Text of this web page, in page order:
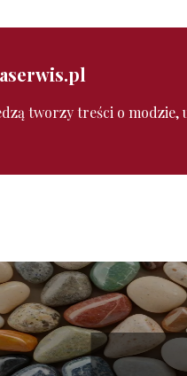
tworzy treści o